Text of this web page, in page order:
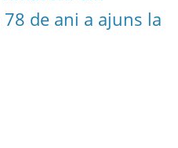
de ani a ajuns la